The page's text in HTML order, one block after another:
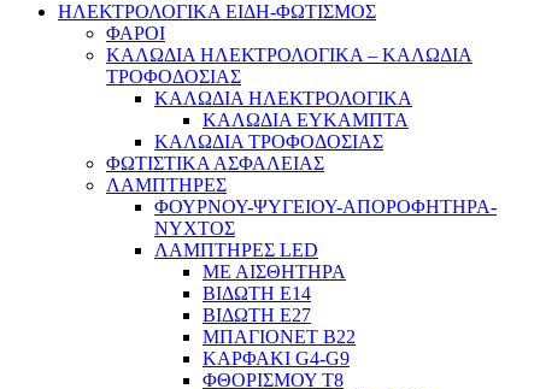
ΗΛΕΚΤΡΟΛΟΓΙΚΑ ΕΙΔΗ-ΦΩΤΙΣΜΟΣ
ΦΑΡΟΙ
ΚΑΛΩΔΙΑ ΗΛΕΚΤΡΟΛΟΓΙΚΑ – ΚΑΛΩΔΙΑ
ΤΡΟΦΟΔΟΣΙΑΣ
ΚΑΛΩΔΙΑ ΗΛΕΚΤΡΟΛΟΓΙΚΑ
ΚΑΛΩΔΙΑ ΕΥΚΑΜΠΤΑ
ΚΑΛΩΔΙΑ ΤΡΟΦΟΔΟΣΙΑΣ
ΦΩΤΙΣΤΙΚΑ ΑΣΦΑΛΕΙΑΣ
ΛΑΜΠΤΗΡΕΣ
ΦΟΥΡΝΟΥ-ΨΥΓΕΙΟΥ-ΑΠΟΡΟΦΗΤΗΡΑ-
ΝΥΧΤΟΣ
ΛΑΜΠΤΗΡΕΣ LED
ΜΕ ΑΙΣΘΗΤΗΡΑ
ΒΙΔΩΤΗ Ε14
ΒΙΔΩΤΗ Ε27
ΜΠΑΓΙΟΝΕΤ Β22
ΚΑΡΦΑΚΙ G4-G9
ΦΘΟΡΙΣΜΟΥ Τ8